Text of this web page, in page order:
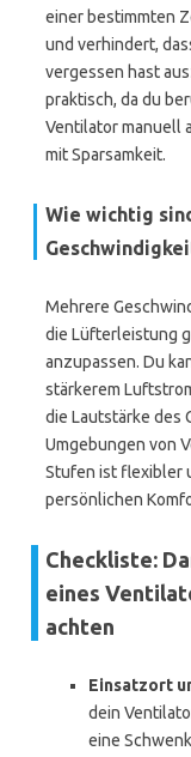
einer bestimmten
und verhindert,
vergessen hast
praktisch, da du
Ventilator manuell
mit Sparsamkeit.
Wie wichtig
Mehrere
die Lüfterleistung
anzupassen. Du
stärkerem
die Lautstärke des
Umgebungen von
Stufen ist flexibler
persönlichen
Checkliste:
eines
achten
Einsatzort
dein
eine